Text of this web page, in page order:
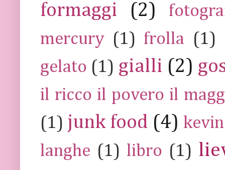
formaggi
(2)
mercury (1) frolla (1)
gelato (1) gialli (2)
il ricco il povero il
(1) junk food (4)
langhe (1) libro (1)